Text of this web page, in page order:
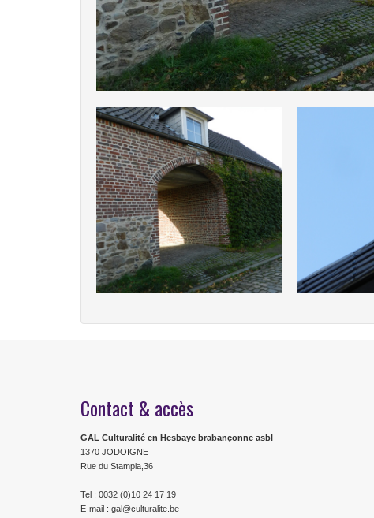
Contact & accès
GAL Culturalité en Hesbaye brabançonne asbl
1370 JODOIGNE
Rue du Stampia,36
Tel : 0032 (0)10 24 17 19
E-mail : gal@culturalite.be